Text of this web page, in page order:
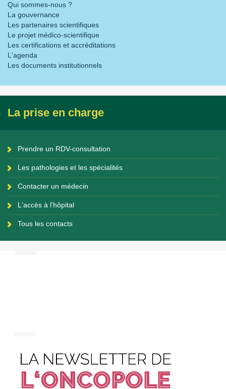
Qui sommes-nous ?
La gouvernance
Les partenaires scientifiques
Le projet médico-scientifique
Les certifications et accréditations
L'agenda
Les documents institutionnels
La prise en charge
Prendre un RDV-consultation
Les pathologies et les spécialités
Contacter un médecin
L'accès à l'hôpital
Tous les contacts